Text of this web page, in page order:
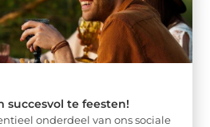
succesvol te feesten!
onderdeel van ons sociale